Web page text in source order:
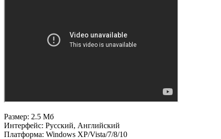
Размер: 2.5 Мб
Интерфейс: Русский, Английский
Платформа: Windows XP/Vista/7/8/10